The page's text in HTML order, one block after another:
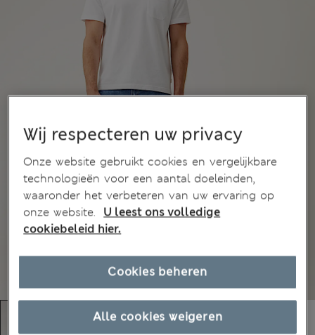
Wij respecteren uw privacy
Onze website gebruikt cookies en vergelijkbare
technologieën voor een aantal doeleinden,
waaronder het verbeteren van uw ervaring op
onze website.
U leest ons volledige
cookiebeleid hier.
Alle cookies weigeren
Cookies beheren